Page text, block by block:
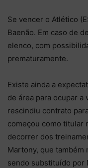
Se vencer o Atlético
Baenão. Em caso de
elenco, com
prematuramente.
Existe ainda a
de área para ocupar a
rescindiu contrato
começou como titular
decorrer dos
Martony, que também
sendo substituído por